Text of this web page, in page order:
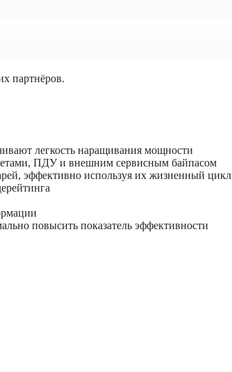
партнёров.
легкость наращивания мощности
ПДУ и внешним сервисным байпасом
эффективно используя их жизненный цикл
повысить показатель эффективности